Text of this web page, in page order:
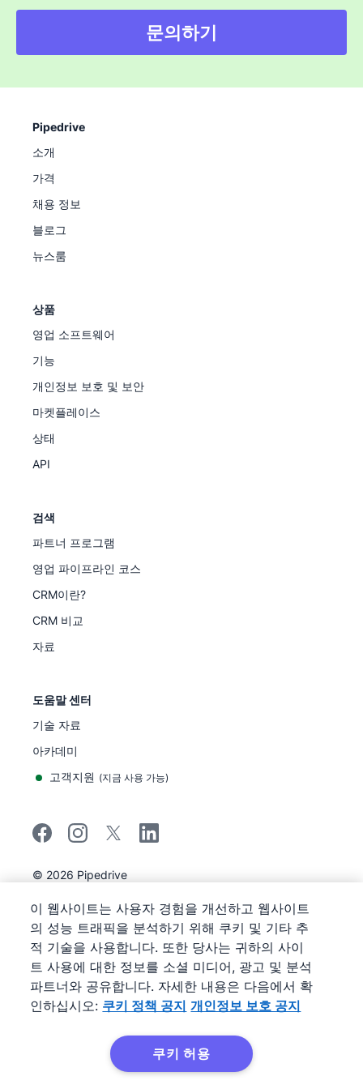
문의하기
Pipedrive
소개
가격
채용 정보
블로그
뉴스룸
상품
영업 소프트웨어
기능
개인정보 보호 및 보안
마켓플레이스
상태
API
검색
파트너 프로그램
영업 파이프라인 코스
CRM이란?
CRM 비교
자료
도움말 센터
기술 자료
아카데미
고객지원 (지금 사용 가능)
© 2026 Pipedrive
Pipedrive
개인정보 보호 공지
사이트 맵
쿠키 정책 공지
쿠키 기본 설정
Pipedrive는 웹 기반 영업 CRM입니다.
이 웹사이트는 사용자 경험을 개선하고 웹사이트
의 성능 트래픽을 분석하기 위해 쿠키 및 기타 추
적 기술을 사용합니다. 또한 당사는 귀하의 사이
트 사용에 대한 정보를 소셜 미디어, 광고 및 분석
파트너와 공유합니다. 자세한 내용은 다음에서 확
인하십시오: 쿠키 정책 공지 개인정보 보호 공지
쿠키 허용